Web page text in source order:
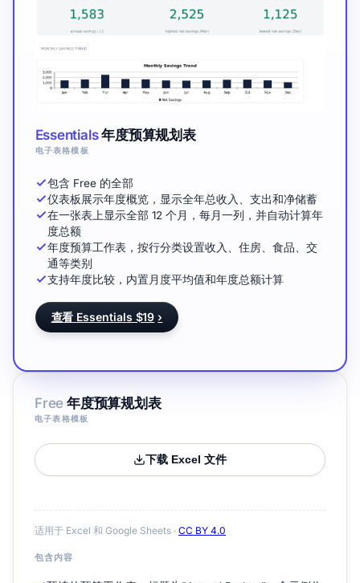
Free 年度预算规划表
电子表格模板
下载 Excel 文件
适用于 Excel 和 Google Sheets · CC BY 4.0
包含内容
Essentials年度预算规划表
电子表格模板
包含 Free 的全部
仪表板展示年度概览，显示全年总收入、支出和净储蓄
在一张表上显示全部 12 个月，每月一列，并自动计算年
度总额
年度预算工作表，按行分类设置收入、住房、食品、交
通等类别
支持年度比较，内置月度平均值和年度总额计算
查看 Essentials $19 ›